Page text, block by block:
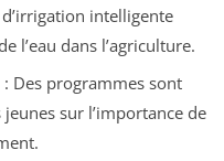
intelligente
l’eau dans l’agriculture.
: Des programmes sont
sur l’importance de